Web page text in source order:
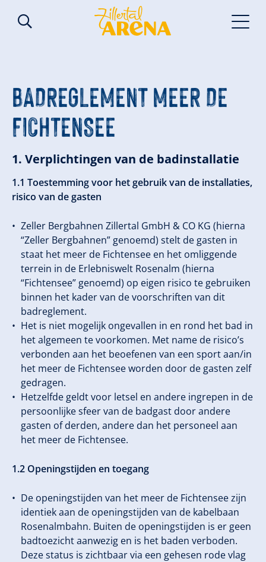
BADREGLEMENT MEER DE
FICHTENSEE
1. Verplichtingen van de badinstallatie
1.1 Toestemming voor het gebruik van de installaties,
risico van de gasten
Zeller Bergbahnen Zillertal GmbH & CO KG (hierna
“Zeller Bergbahnen” genoemd) stelt de gasten in
staat het meer de Fichtensee en het omliggende
terrein in de Erlebniswelt Rosenalm (hierna
“Fichtensee” genoemd) op eigen risico te gebruiken
binnen het kader van de voorschriften van dit
badreglement.
Het is niet mogelijk ongevallen in en rond het bad in
het algemeen te voorkomen. Met name de risico’s
verbonden aan het beoefenen van een sport aan/in
het meer de Fichtensee worden door de gasten zelf
gedragen.
Hetzelfde geldt voor letsel en andere ingrepen in de
persoonlijke sfeer van de badgast door andere
gasten of derden, andere dan het personeel aan
het meer de Fichtensee.
1.2 Openingstijden en toegang
De openingstijden van het meer de Fichtensee zijn
identiek aan de openingstijden van de kabelbaan
Rosenalmbahn. Buiten de openingstijden is er geen
badtoezicht aanwezig en is het baden verboden.
Deze status is zichtbaar via een gehesen rode vlag